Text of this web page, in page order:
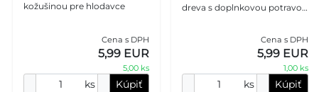
kožušinou pre hlodavce
Cena s DPH
5,99 EUR
5,00 ks
ks Kúpiť
dreva s doplnkovou potravou
Cena s DPH
5,99 EUR
1,00 ks
ks Kúpiť